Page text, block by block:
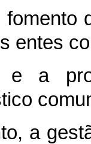
entes
a
a